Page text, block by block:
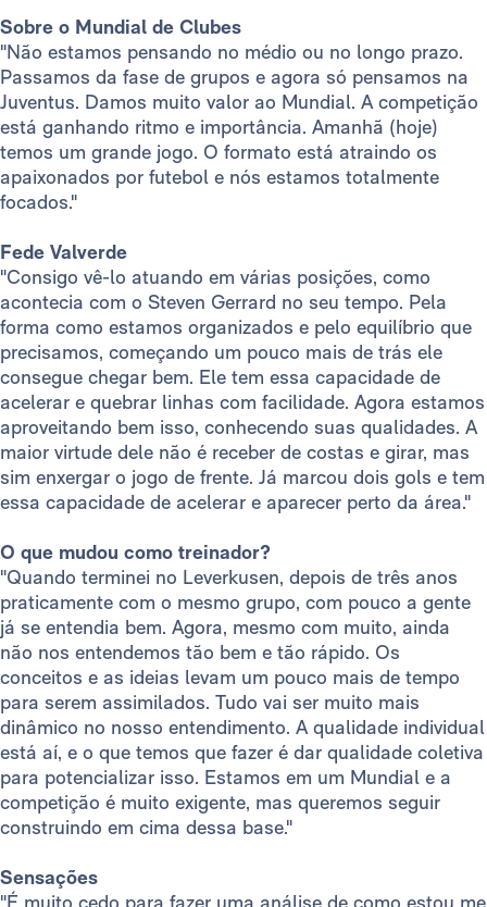
Sobre o Mundial de Clubes
"Não estamos pensando no médio ou no longo prazo.
Passamos da fase de grupos e agora só pensamos na
Juventus. Damos muito valor ao Mundial. A competição
está ganhando ritmo e importância. Amanhã (hoje)
temos um grande jogo. O formato está atraindo os
apaixonados por futebol e nós estamos totalmente
focados."
Fede Valverde
"Consigo vê-lo atuando em várias posições, como
acontecia com o Steven Gerrard no seu tempo. Pela
forma como estamos organizados e pelo equilíbrio que
precisamos, começando um pouco mais de trás ele
consegue chegar bem. Ele tem essa capacidade de
acelerar e quebrar linhas com facilidade. Agora estamos
aproveitando bem isso, conhecendo suas qualidades. A
maior virtude dele não é receber de costas e girar, mas
sim enxergar o jogo de frente. Já marcou dois gols e tem
essa capacidade de acelerar e aparecer perto da área."
O que mudou como treinador?
"Quando terminei no Leverkusen, depois de três anos
praticamente com o mesmo grupo, com pouco a gente
já se entendia bem. Agora, mesmo com muito, ainda
não nos entendemos tão bem e tão rápido. Os
conceitos e as ideias levam um pouco mais de tempo
para serem assimilados. Tudo vai ser muito mais
dinâmico no nosso entendimento. A qualidade individual
está aí, e o que temos que fazer é dar qualidade coletiva
para potencializar isso. Estamos em um Mundial e a
competição é muito exigente, mas queremos seguir
construindo em cima dessa base."
Sensações
"É muito cedo para fazer uma análise de como estou me